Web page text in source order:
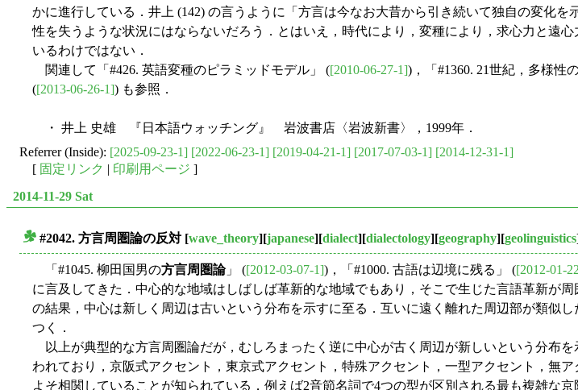
かに進行している．井上 (142) の言うように「方言は今なお大昔から引き続いて独自の変化
性を失うような状況にはならないだろう．とはいえ，時代により，変種により，求心力と遠
いるわけではない．
関連して「#426. 英語変種のピラミッドモデル」 ([2010-06-27-1])，「#1360. 21世紀，多様性
([2013-06-26-1]) も参照．
・ 井上 史雄 『日本語ウォッチング』 岩波書店〈岩波新書〉，1999年．
Referrer (Inside): [2025-09-23-1] [2022-06-23-1] [2019-04-21-1] [2017-07-03-1] [2014-12-31-1]
[ 固定リンク | 印刷用ページ ]
2014-11-29 Sat
#2042. 方言周圏論の反対 [wave_theory][japanese][dialect][dialectology][geography][geolinguistics
「#1045. 柳田国男の方言周圏論」 ([2012-03-07-1])，「#1000. 古語は辺境に残る」 ([2012-01-
に言及してきた．中心的な地域はしばしば革新的な地域でもあり，そこで生じた言語革新が
の結果，中心は新しく周辺は古いという分布を示すに至る．互いに遠く離れた周辺部が類似
つく．
以上が典型的な方言周圏論だが，むしろまったく逆に中心が古く周辺が新しいという分布
われており，京阪式アクセント，東京式アクセント，特殊アクセント，一型アクセント，無
よそ相関していることが知られている．例えば2音節名詞で4つの型が区別される最も複雑な